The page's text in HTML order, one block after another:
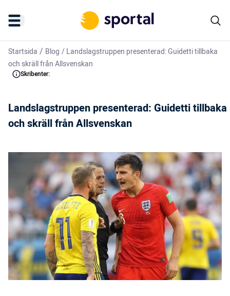
Startsida / Blog /Landslagstruppen presenterad: Guidetti tillbaka
och skräll från Allsvenskan
Skribenter:
Landslagstruppen presenterad: Guidetti tillbaka
och skräll från Allsvenskan